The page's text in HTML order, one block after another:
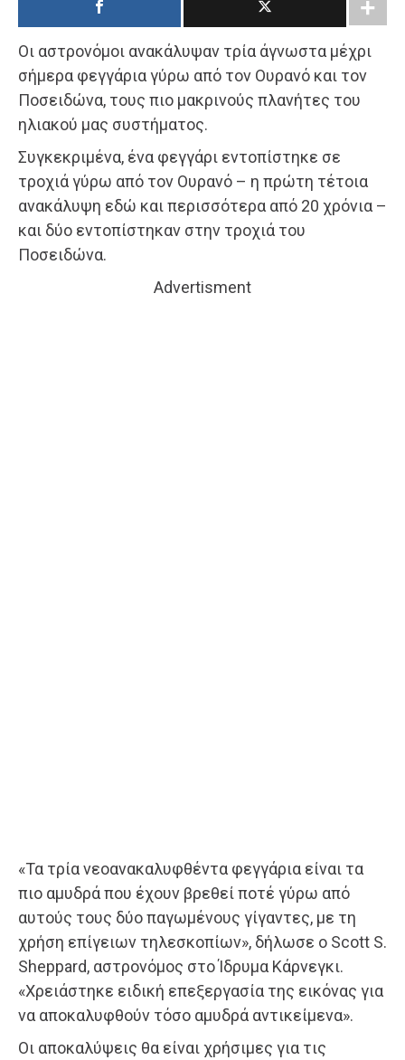
Οι αστρονόμοι ανακάλυψαν τρία άγνωστα μέχρι
σήμερα φεγγάρια γύρω από τον Ουρανό και τον
Ποσειδώνα, τους πιο μακρινούς πλανήτες του
ηλιακού μας συστήματος.
Συγκεκριμένα, ένα φεγγάρι εντοπίστηκε σε
τροχιά γύρω από τον Ουρανό – η πρώτη τέτοια
ανακάλυψη εδώ και περισσότερα από 20 χρόνια –
και δύο εντοπίστηκαν στην τροχιά του
Ποσειδώνα.
Advertisment
«Τα τρία νεοανακαλυφθέντα φεγγάρια είναι τα
πιο αμυδρά που έχουν βρεθεί ποτέ γύρω από
αυτούς τους δύο παγωμένους γίγαντες, με τη
χρήση επίγειων τηλεσκοπίων», δήλωσε ο Scott S.
Sheppard, αστρονόμος στο Ίδρυμα Κάρνεγκι.
«Χρειάστηκε ειδική επεξεργασία της εικόνας για
να αποκαλυφθούν τόσο αμυδρά αντικείμενα».
Οι αποκαλύψεις θα είναι χρήσιμες για τις